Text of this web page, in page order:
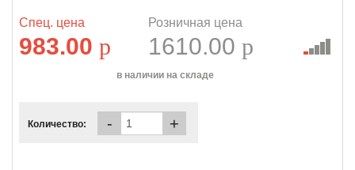
Спец. цена
983.00 p
Розничная цена
1610.00 p
в наличии на складе
Количество: - +